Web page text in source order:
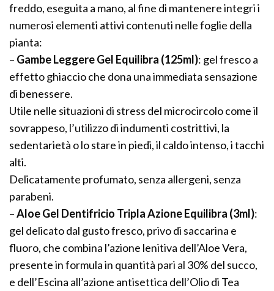
freddo, eseguita a mano, al fine di mantenere integri i
numerosi elementi attivi contenuti nelle foglie della
pianta:
– Gambe Leggere Gel Equilibra (125ml): gel fresco a
effetto ghiaccio che dona una immediata sensazione
di benessere.
Utile nelle situazioni di stress del microcircolo come il
sovrappeso, l’utilizzo di indumenti costrittivi, la
sedentarietà o lo stare in piedi, il caldo intenso, i tacchi
alti.
Delicatamente profumato, senza allergeni, senza
parabeni.
–Aloe Gel Dentifricio Tripla Azione Equilibra (3ml):
gel delicato dal gusto fresco, privo di saccarina e
fluoro, che combina l’azione lenitiva dell’Aloe Vera,
presente in formula in quantità pari al 30% del succo,
e dell’Escina all’azione antisettica dell’Olio di Tea